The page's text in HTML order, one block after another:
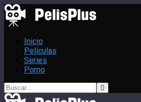
Inicio
Películas
Series
Porno